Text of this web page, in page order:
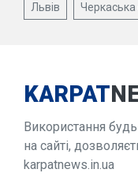
Львів Черкаська
KARPAT
Використання
на сайті,
karpatnews.in.ua